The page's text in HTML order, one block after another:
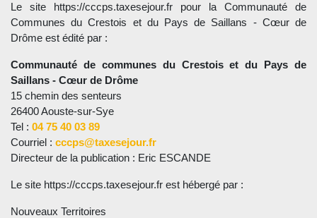
Le site https://cccps.taxesejour.fr pour la Communauté de
Communes du Crestois et du Pays de Saillans - Cœur de
Drôme est édité par :
Communauté de communes du Crestois et du Pays de
Saillans - Cœur de Drôme
15 chemin des senteurs
26400 Aouste-sur-Sye
Tel : 04 75 40 03 89
Courriel : cccps@taxesejour.fr
Directeur de la publication : Eric ESCANDE
Le site https://cccps.taxesejour.fr est hébergé par :
Nouveaux Territoires